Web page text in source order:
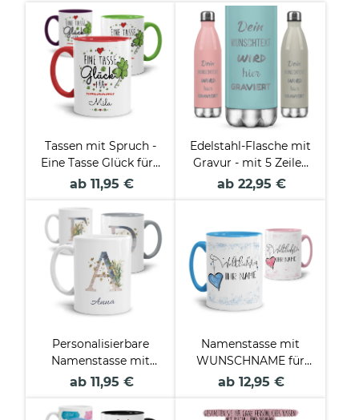
Tassen mit Spruch -
Eine Tasse Glück für -
mit Name beschriften
ab 11,95 €
Edelstahl-Flasche mit
Gravur - mit 5 Zeilen
Wunschtext - 5
ab 22,95 €
Personalisierbare
Namenstasse mit
Blumenbuchstabe
ab 11,95 €
Namenstasse mit
WUNSCHNAME für
weltliebste Freunde
ab 12,95 €